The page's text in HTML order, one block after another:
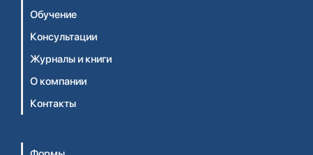
Обучение
Консультации
Журналы и книги
О компании
Контакты